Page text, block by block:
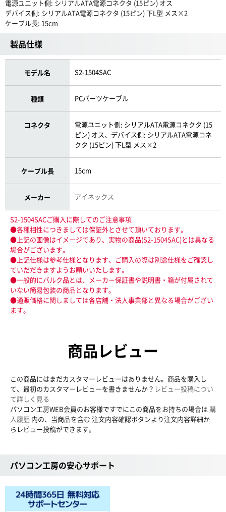
電源ユニット側: シリアルATA電源コネクタ (15ピン) オス
デバイス側: シリアルATA電源コネクタ (15ピン) 下L型 メス×2
ケーブル長: 15cm
製品仕様
モデル名 S2-1504SAC
種類 PCパーツケーブル
コネクタ
電源ユニット側: シリアルATA電源コネクタ (15
ピン) オス、デバイス側: シリアルATA電源コネ
クタ (15ピン) 下L型 メス×2
ケーブル長 15cm
メーカー アイネックス
S2-1504SACご購入に際してのご注意事項
●各種相性につきましては保証外とさせて頂いております。
●上記の画像はイメージであり、実物の商品(S2-1504SAC)とは異なる
場合がございます。
●上記仕様は参考仕様となります、ご購入の際は別途仕様をご確認し
ていだだきますようお願いいたします。
●一般的にバルク品とは、メーカー保証書や説明書・箱が付属されて
いない簡易包装の商品となります。
●通販価格に関しましては各店舗・法人事業部と異なる場合がござい
ます。
商品レビュー
この商品にはまだカスタマーレビューはありません。商品を購入し
て、最初のカスタマーレビューを書きませんか？ レビュー投稿につい
て詳しく見る
パソコン工房WEB会員のお客様ですでにこの商品をお持ちの場合は 購
入履歴 内の、当商品を含む 注文内容確認ボタンより注文内容詳細か
らレビュー投稿ができます。
パソコン工房の安心サポート